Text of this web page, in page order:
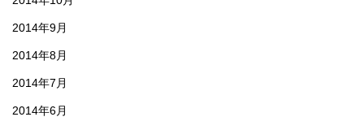
2014年9月
2014年8月
2014年7月
2014年6月